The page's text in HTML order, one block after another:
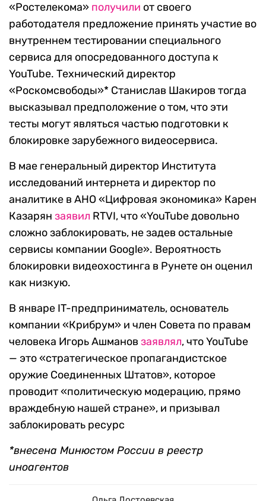
«Ростелекома» получили от своего
работодателя предложение принять участие во
внутреннем тестировании специального
сервиса для опосредованного доступа к
YouTube. Технический директор
«Роскомсвободы»* Станислав Шакиров тогда
высказывал предположение о том, что эти
тесты могут являться частью подготовки к
блокировке зарубежного видеосервиса.
В мае генеральный директор Института
исследований интернета и директор по
аналитике в АНО «Цифровая экономика» Карен
Казарян заявил RTVI, что «YouTube довольно
сложно заблокировать, не задев остальные
сервисы компании Google». Вероятность
блокировки видеохостинга в Рунете он оценил
как низкую.
В январе IT-предприниматель, основатель
компании «Крибрум» и член Совета по правам
человека Игорь Ашманов заявлял, что YouTube
— это «стратегическое пропагандистское
оружие Соединенных Штатов», которое
проводит «политическую модерацию, прямо
враждебную нашей стране», и призывал
заблокировать ресурс
*внесена Минюстом России в реестр
иноагентов